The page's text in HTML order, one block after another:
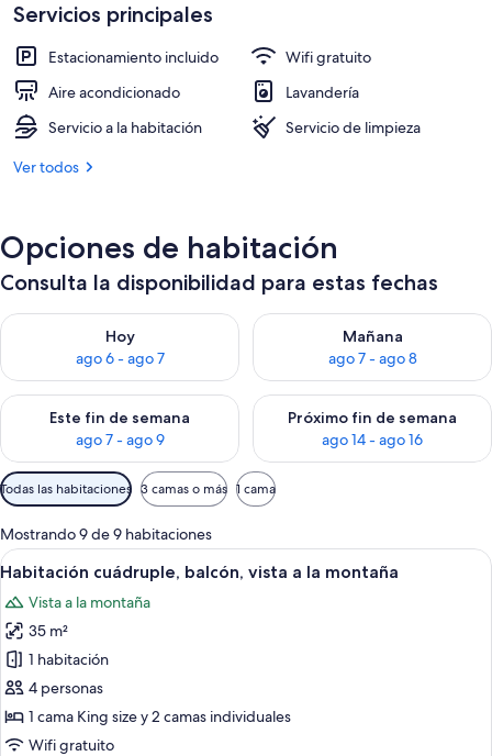
Ropa de cama hipoalergénica,
Servicios principales
Estacionamiento incluido
Wifi gratuito
Aire acondicionado
Lavandería
Servicio a la habitación
Servicio de limpieza
Ver todos
Opciones de habitación
Consulta la disponibilidad para estas fechas
Hoy
ago 6 - ago 7
Consulta la disponibilidad para hoy ago 6 - ago 7
Mañana
ago 7 - ago 8
Consulta la disponibilidad
Este fin de semana
ago 7 - ago 9
Consulta la disponibilidad para este fin de semana ago 7 -
Próximo fin de semana
ago 14 - ago 16
Consulta la disponibilidad
Filtros
disponibles
para
las
habitaciones
Todas las habitaciones 3 camas o más 1 cama
Mostrando 9 de 9 habitaciones
Ver
todas
las
fotos
de
Habitación
cuádruple,
balcón,
Habitación de hotel con cama de
15
Habitación cuádruple, balcón, vista a la montaña
Vista a la montaña
35 m²
1 habitación
4 personas
1 cama King size y 2 camas individuales
Wifi gratuito